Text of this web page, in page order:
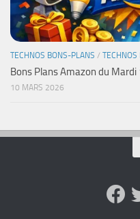
TECHNOS BONS-PLANS /
Bons Plans Amazon du Mardi
10 MARS 2026